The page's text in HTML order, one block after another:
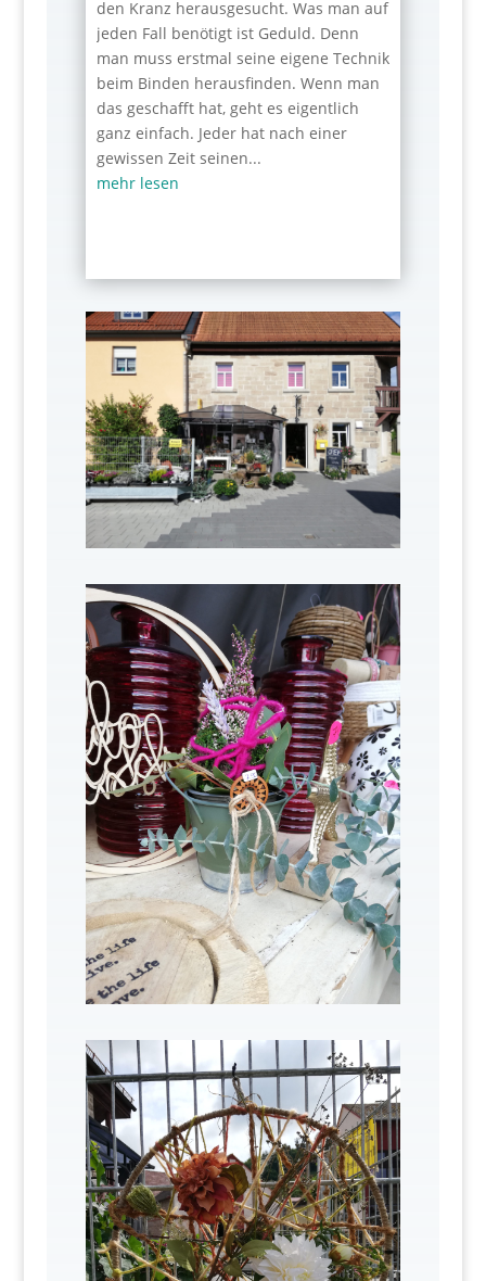
den Kranz herausgesucht. Was man auf
jeden Fall benötigt ist Geduld. Denn
man muss erstmal seine eigene Technik
beim Binden herausfinden. Wenn man
das geschafft hat, geht es eigentlich
ganz einfach. Jeder hat nach einer
gewissen Zeit seinen...
mehr lesen